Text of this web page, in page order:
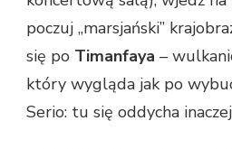
poczuj „marsjański”
się po Timanfaya –
który wygląda jak po
Serio: tu się oddycha